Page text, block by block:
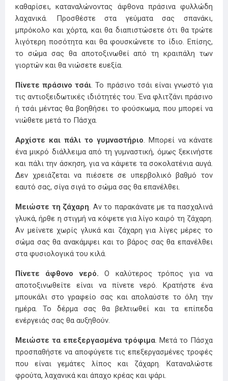
καθαρίσει, καταναλώνοντας άφθονα πράσινα φυλλώδη
λαχανικά. Προσθέστε στα γεύματα σας σπανάκι,
μπρόκολο και χόρτα, και θα διαπιστώσετε ότι θα τρώτε
λιγότερη ποσότητα και θα φουσκώνετε το ίδιο. Επίσης,
το σώμα σας θα αποτοξινωθεί από τη κραιπάλη των
γιορτών και θα νιώσετε ευεξία.
Πίνετε πράσινο τσάι. Το πράσινο τσάι είναι γνωστό για
τις αντιοξειδωτικές ιδιότητές του. Ένα φλιτζάνι πράσινο
ή τσάι μέντας θα βοηθήσει το φούσκωμα, που μπορεί να
νιώθετε μετά το Πάσχα.
Αρχίστε και πάλι το γυμναστήριο. Μπορεί να κάνατε
ένα μικρό διάλλειμα από τη γυμναστική, όμως ξεκινήστε
και πάλι την άσκηση, για να κάψετε τα σοκολατένια αυγά.
Δεν χρειάζεται να πιέσετε σε υπερβολικό βαθμό τον
εαυτό σας, σίγα σιγά το σώμα σας θα επανέλθει.
Μειώστε τη ζάχαρη. Αν το παρακάνατε με τα πασχαλινά
γλυκά, ήρθε η στιγμή να κόψετε για λίγο καιρό τη ζάχαρη.
Αν μείνετε χωρίς γλυκά και ζάχαρη για λίγες μέρες το
σώμα σας θα ανακάμψει και το βάρος σας θα επανέλθει
στα φυσιολογικά του κιλά.
Πίνετε άφθονο νερό. Ο καλύτερος τρόπος για να
αποτοξινωθείτε είναι να πίνετε νερό. Κρατήστε ένα
μπουκάλι στο γραφείο σας και απολαύστε το όλη την
ημέρα. Το δέρμα σας θα βελτιωθεί και τα επίπεδα
ενέργειάς σας θα αυξηθούν.
Μειώστε τα επεξεργασμένα τρόφιμα. Μετά το Πάσχα
προσπαθήστε να αποφύγετε τις επεξεργασμένες τροφές
που είναι γεμάτες λίπος και ζάχαρη. Καταναλώστε
φρούτα, λαχανικά και άπαχο κρέας και ψάρι.